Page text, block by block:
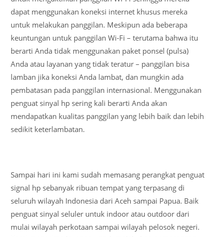
dapat menggunakan koneksi internet khusus mereka
untuk melakukan panggilan. Meskipun ada beberapa
keuntungan untuk panggilan Wi-Fi – terutama bahwa itu
berarti Anda tidak menggunakan paket ponsel (pulsa)
Anda atau layanan yang tidak teratur – panggilan bisa
lamban jika koneksi Anda lambat, dan mungkin ada
pembatasan pada panggilan internasional. Menggunakan
penguat sinyal hp sering kali berarti Anda akan
mendapatkan kualitas panggilan yang lebih baik dan lebih
sedikit keterlambatan.
Sampai hari ini kami sudah memasang perangkat penguat
signal hp sebanyak ribuan tempat yang terpasang di
seluruh wilayah Indonesia dari Aceh sampai Papua. Baik
penguat sinyal seluler untuk indoor atau outdoor dari
mulai wilayah perkotaan sampai wilayah pelosok negeri.